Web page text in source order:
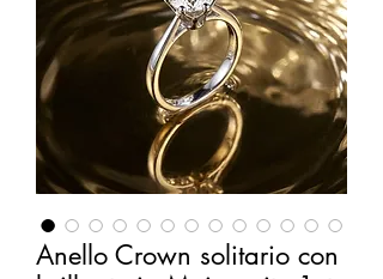
Anello Crown solitario con